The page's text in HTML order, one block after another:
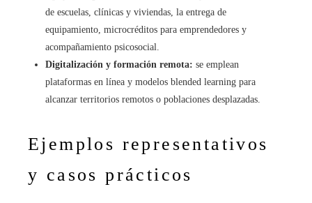
de escuelas, clínicas y viviendas, la entrega de
equipamiento, microcréditos para emprendedores y
acompañamiento psicosocial.
Digitalización y formación remota: se emplean
plataformas en línea y modelos blended learning para
alcanzar territorios remotos o poblaciones desplazadas.
Ejemplos representativos
y casos prácticos